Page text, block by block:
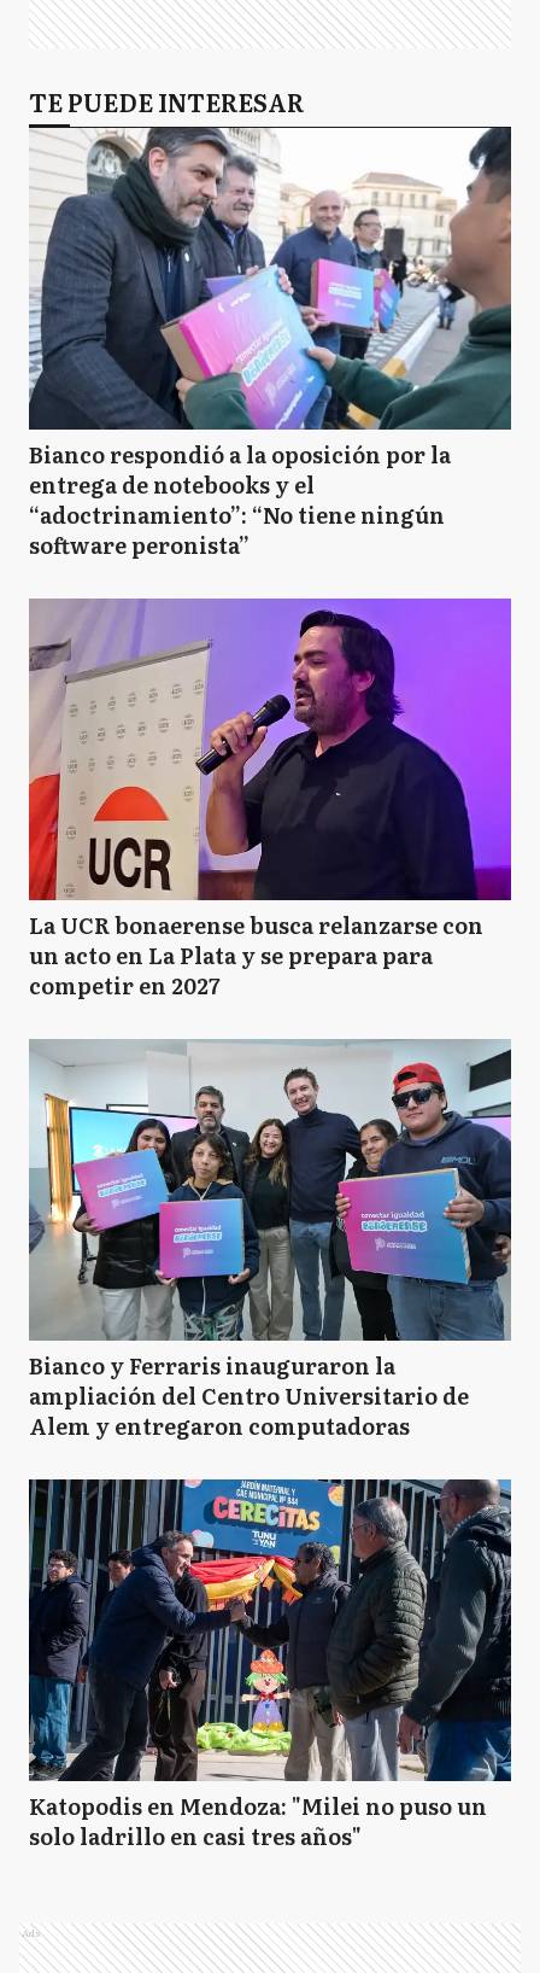
TE PUEDE INTERESAR
Bianco respondió a la oposición por la
entrega de notebooks y el
“adoctrinamiento”: “No tiene ningún
software peronista”
La UCR bonaerense busca relanzarse con
un acto en La Plata y se prepara para
competir en 2027
Bianco y Ferraris inauguraron la
ampliación del Centro Universitario de
Alem y entregaron computadoras
Katopodis en Mendoza: "Milei no puso un
solo ladrillo en casi tres años"
Ads